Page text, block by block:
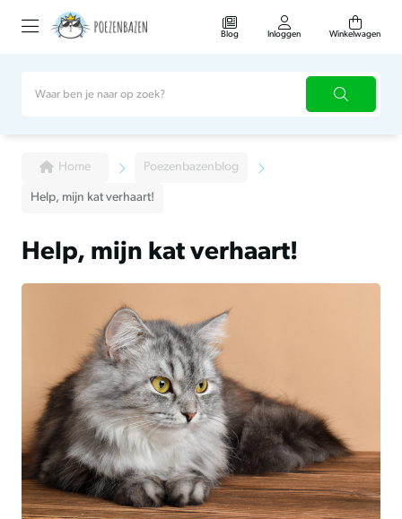
Blog Inloggen Winkelwagen
Home Poezenbazenblog
Help, mijn kat verhaart!
Help, mijn kat verhaart!